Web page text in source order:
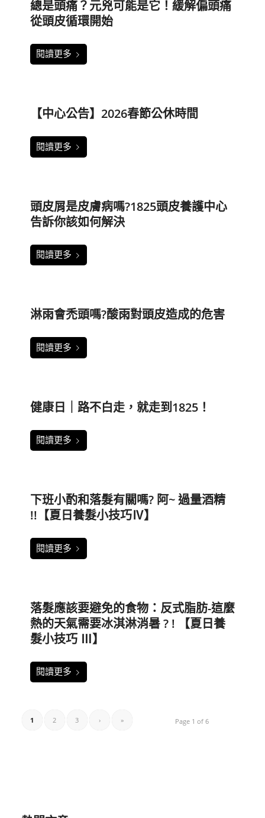
總是頭痛？元兇可能是它！緩解偏頭痛
從頭皮循環開始
閱讀更多
【中心公告】2026春節公休時間
閱讀更多
頭皮屑是皮膚病嗎?1825頭皮養護中心
告訴你該如何解決
閱讀更多
淋雨會禿頭嗎?酸雨對頭皮造成的危害
閱讀更多
健康日｜路不白走，就走到1825！
閱讀更多
下班小酌和落髮有關嗎? 阿~ 過量酒精
!!【夏日養髮小技巧Ⅳ】
閱讀更多
落髮應該要避免的食物：反式脂肪-這麼
熱的天氣需要冰淇淋消暑 ? ! 【夏日養
髮小技巧 Ⅲ】
閱讀更多
Page 1 of 6
1 2 3 › »